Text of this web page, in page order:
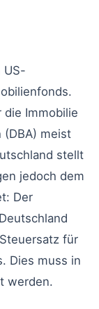
US-
Immobilie
(DBA) meist
stellt
jedoch dem
Der
für
Dies muss in
werden.